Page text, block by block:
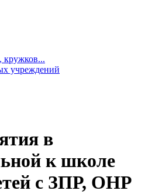
кружков...
учреждений
в
к школе
с ЗПР, ОНР